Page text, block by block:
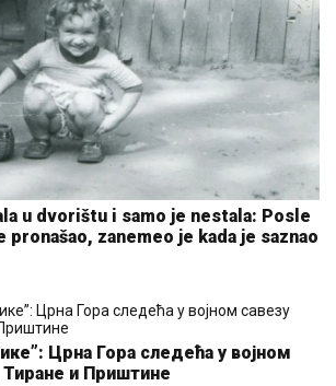
u dvorištu i samo je nestala: Posle
pronašao, zanemeo je kada je saznao
Црна Гора следећа у војном
Тиране и Приштине